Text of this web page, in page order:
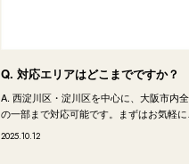
Q. 対応エリアはどこまでですか？
A. 西淀川区・淀川区を中心に、大阪市内
の一部まで対応可能です。まずはお気軽
2025.10.12